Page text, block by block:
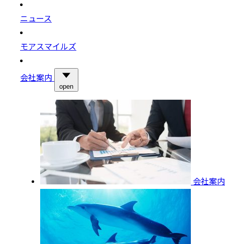
ニュース
モアスマイルズ
会社案内
open
会社案内